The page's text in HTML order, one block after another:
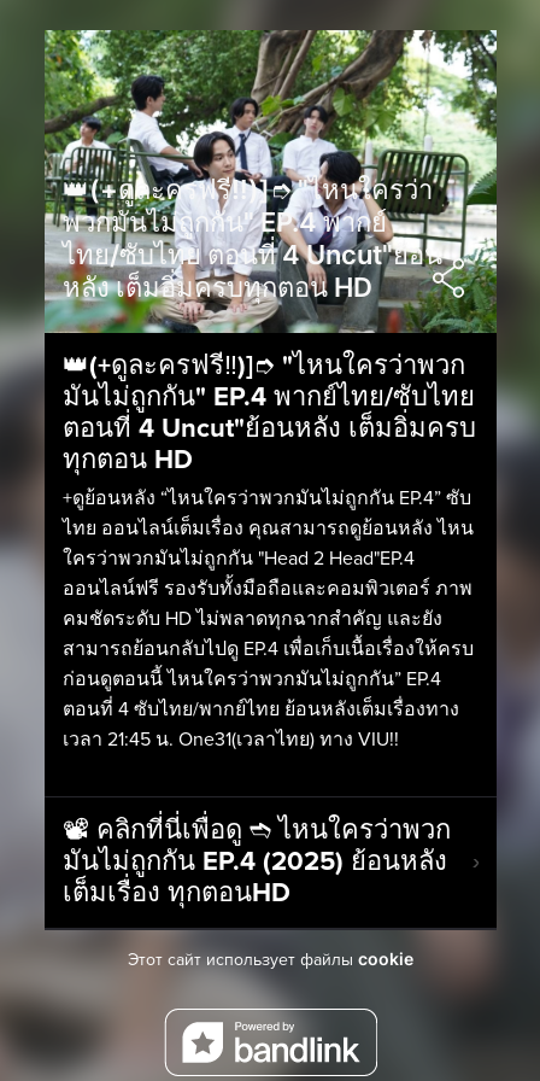
👑(+ดูละครฟรี‼️)]➮ "ไหนใครว่า
พวกมันไม่ถูกกัน" EP.4 พากย์
ไทย/ซับไทย ตอนที่ 4 Uncut"ย้อน
หลัง เต็มอิ่มครบทุกตอน HD
👑(+ดูละครฟรี‼️)]➮ "ไหนใครว่าพวก
มันไม่ถูกกัน" EP.4 พากย์ไทย/ซับไทย
ตอนที่ 4 Uncut"ย้อนหลัง เต็มอิ่มครบ
ทุกตอน HD
+ดูย้อนหลัง “ไหนใครว่าพวกมันไม่ถูกกัน EP.4” ซับ
ไทย ออนไลน์เต็มเรื่อง คุณสามารถดูย้อนหลัง ไหน
ใครว่าพวกมันไม่ถูกกัน "Head 2 Head"EP.4
ออนไลน์ฟรี รองรับทั้งมือถือและคอมพิวเตอร์ ภาพ
คมชัดระดับ HD ไม่พลาดทุกฉากสำคัญ และยัง
สามารถย้อนกลับไปดู EP.4 เพื่อเก็บเนื้อเรื่องให้ครบ
ก่อนดูตอนนี้ ไหนใครว่าพวกมันไม่ถูกกัน” EP.4
ตอนที่ 4 ซับไทย/พากย์ไทย ย้อนหลังเต็มเรื่องทาง
เวลา 21:45 น. One31(เวลาไทย) ทาง VIU!!
📽️ คลิกที่นี่เพื่อดู ➬ ไหนใครว่าพวก
มันไม่ถูกกัน EP.4 (2025) ย้อนหลัง
เต็มเรื่อง ทุกตอนHD
Этот сайт использует файлы cookie